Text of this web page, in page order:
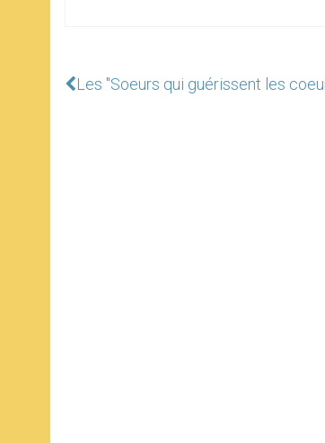
Les "Soeurs qui guérissent les